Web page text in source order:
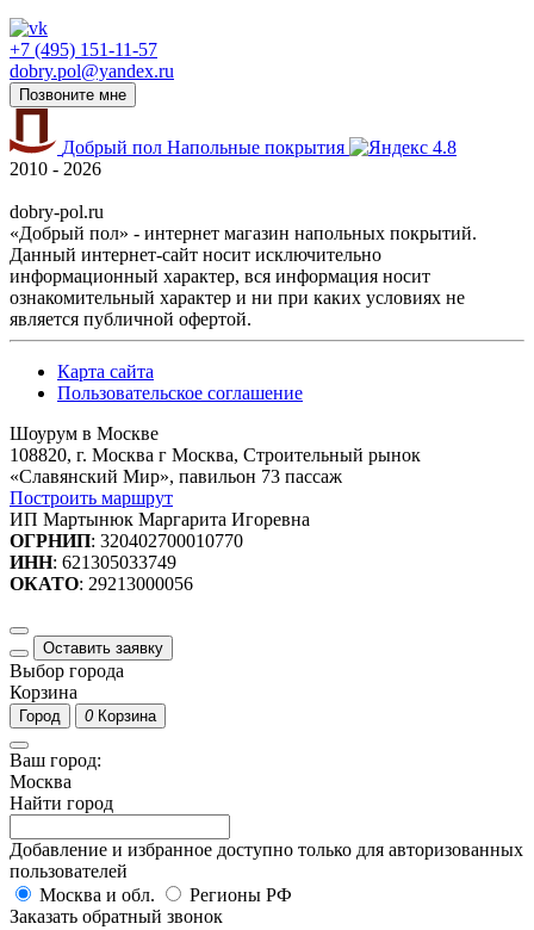
+7 (495) 151-11-57
dobry.pol@yandex.ru
Позвоните мне
Добрый пол Напольные покрытия
4.8
2010 - 2026
dobry-pol.ru
«Добрый пол» - интернет магазин напольных покрытий.
Данный интернет-сайт носит исключительно
информационный характер, вся информация носит
ознакомительный характер и ни при каких условиях не
является публичной офертой.
Карта сайта
Пользовательское соглашение
Шоурум в Москве
108820, г. Москва г Москва, Строительный рынок
«Славянский Мир», павильон 73 пассаж
Построить маршрут
ИП Мартынюк Маргарита Игоревна
ОГРНИП: 320402700010770
ИНН: 621305033749
ОКАТО: 29213000056
Оставить заявку
Выбор города
Корзина
Город 0 Корзина
Ваш город:
Москва
Найти город
Добавление и избранное доступно только для авторизованных
пользователей
Москва и обл.
Регионы РФ
Заказать обратный звонок